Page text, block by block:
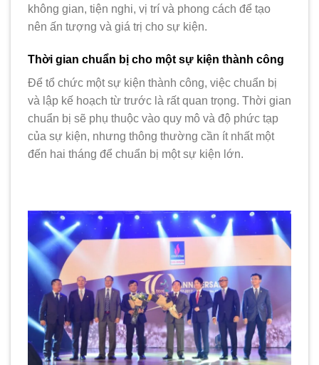
không gian, tiện nghi, vị trí và phong cách để tạo
nên ấn tượng và giá trị cho sự kiện.
Thời gian chuẩn bị cho một sự kiện thành công
Để tổ chức một sự kiện thành công, việc chuẩn bị
và lập kế hoạch từ trước là rất quan trọng. Thời gian
chuẩn bị sẽ phụ thuộc vào quy mô và độ phức tạp
của sự kiện, nhưng thông thường cần ít nhất một
đến hai tháng để chuẩn bị một sự kiện lớn.